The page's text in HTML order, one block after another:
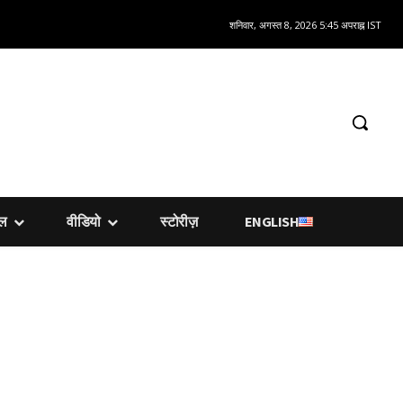
शनिवार, अगस्त 8, 2026 5:45 अपराह्न IST
वीडियो स्टोरीज़ ENGLISH